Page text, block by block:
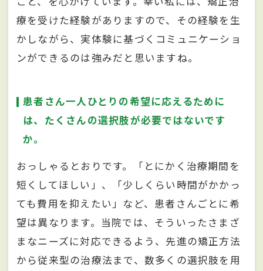
療を受けた経験がありますので、その経験を生
かしながら、実体験に基づくコミュニケーショ
ンができるのは強みだと思いますね。
患者さん一人ひとりの希望に応えるために
は、たくさんの選択肢が必要ではないです
か。
おっしゃるとおりです。「とにかく治療期間を
短くしてほしい」、「少しくらい時間がかかっ
ても費用を抑えたい」など、患者さんごとに希
望は異なります。当院では、そういったさまざ
まなニーズに対応できるよう、先進の矯正方法
から従来型の治療法まで、数多くの選択肢を用